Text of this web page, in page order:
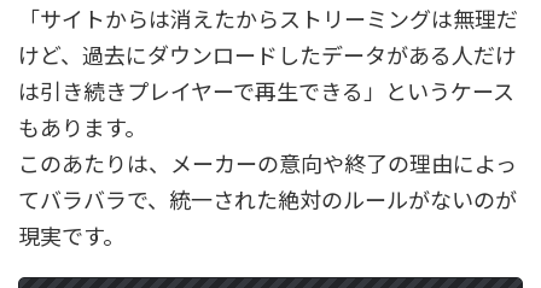
「サイトからは消えたからストリーミングは無理だ
けど、過去にダウンロードしたデータがある人だけ
は引き続きプレイヤーで再生できる」というケース
もあります。
このあたりは、メーカーの意向や終了の理由によっ
てバラバラで、統一された絶対のルールがないのが
現実です。